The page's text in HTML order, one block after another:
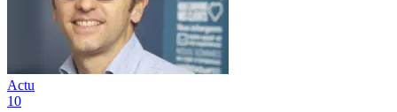
Actu
10